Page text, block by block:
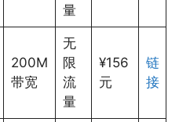
量
200M
带宽
无
限
流
量
¥156
元
链
接